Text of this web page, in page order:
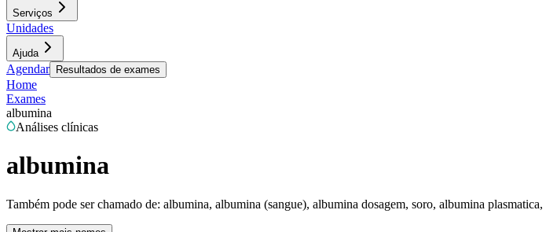
Serviços
Unidades
Ajuda
Agendar Resultados de exames
Home
Exames
albumina
Análises clínicas
albumina
Também pode ser chamado de: albumina, albumina (sangue), albumina dosagem, soro, albumina